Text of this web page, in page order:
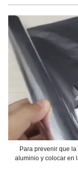
Para prevenir que
aluminio y colocar en